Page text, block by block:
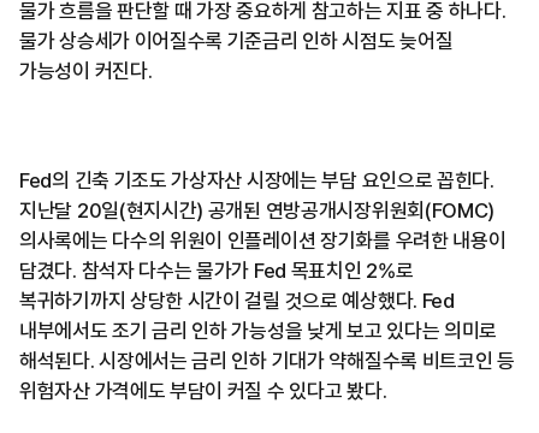
물가 흐름을 판단할 때 가장 중요하게 참고하는 지표 중 하나다.
물가 상승세가 이어질수록 기준금리 인하 시점도 늦어질
가능성이 커진다.
Fed의 긴축 기조도 가상자산 시장에는 부담 요인으로 꼽힌다.
지난달 20일(현지시간) 공개된 연방공개시장위원회(FOMC)
의사록에는 다수의 위원이 인플레이션 장기화를 우려한 내용이
담겼다. 참석자 다수는 물가가 Fed 목표치인 2%로
복귀하기까지 상당한 시간이 걸릴 것으로 예상했다. Fed
내부에서도 조기 금리 인하 가능성을 낮게 보고 있다는 의미로
해석된다. 시장에서는 금리 인하 기대가 약해질수록 비트코인 등
위험자산 가격에도 부담이 커질 수 있다고 봤다.